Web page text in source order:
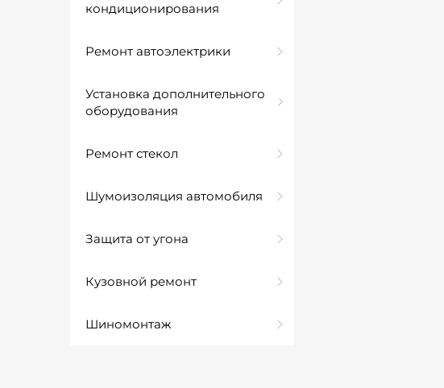
кондиционирования
Ремонт автоэлектрики
Установка дополнительного
оборудования
Ремонт стекол
Шумоизоляция автомобиля
Защита от угона
Кузовной ремонт
Шиномонтаж